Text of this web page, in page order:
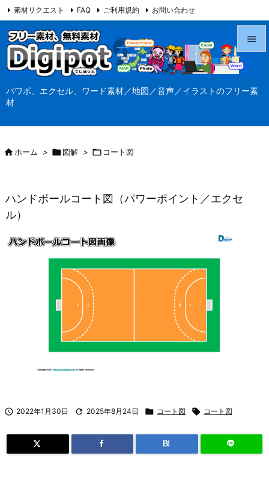
パワポ、エクセル、ワード素材／地図／音声／イラストのフリー素
材



素材リクエスト FAQ ご利用規約 お問い合わせ
当サイト（Digipot.net）について
ホーム > 図解 >  コート図
ハンドボールコート図（パワーポイント／エクセ
ル）
 2022年1月30日  2025年8月24日  コート図  コート図
B!